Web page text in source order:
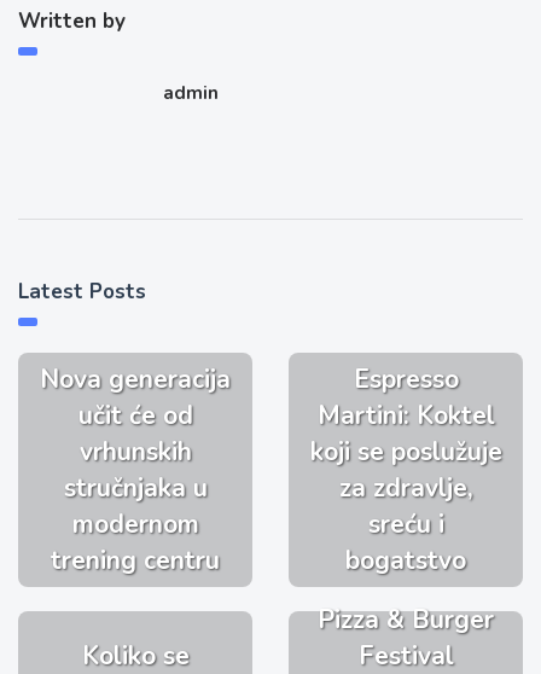
Written by
admin
Latest Posts
Nova generacija
učit će od
vrhunskih
stručnjaka u
modernom
trening centru
Espresso
Martini: Koktel
koji se poslužuje
za zdravlje,
sreću i
bogatstvo
Koliko se
Pizza & Burger
Festival